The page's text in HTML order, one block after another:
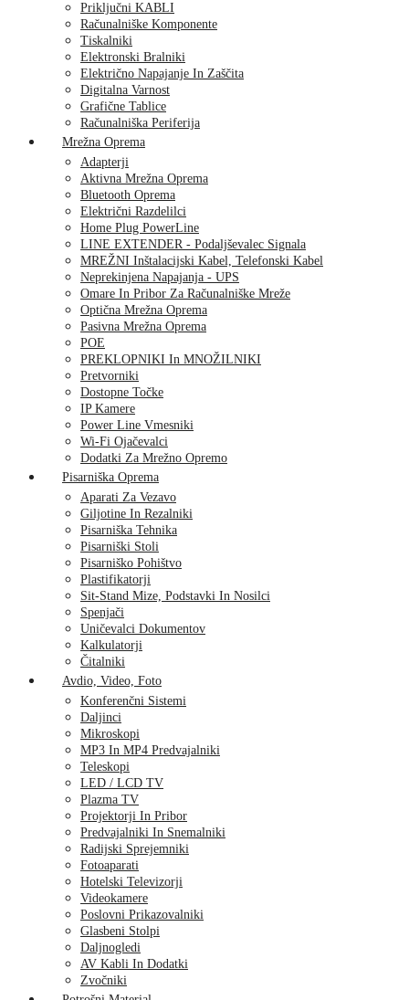
Priključni KABLI
Računalniške Komponente
Tiskalniki
Elektronski Bralniki
Električno Napajanje In Zaščita
Digitalna Varnost
Grafične Tablice
Računalniška Periferija
Mrežna Oprema
Adapterji
Aktivna Mrežna Oprema
Bluetooth Oprema
Električni Razdelilci
Home Plug PowerLine
LINE EXTENDER - Podaljševalec Signala
MREŽNI Inštalacijski Kabel, Telefonski Kabel
Neprekinjena Napajanja - UPS
Omare In Pribor Za Računalniške Mreže
Optična Mrežna Oprema
Pasivna Mrežna Oprema
POE
PREKLOPNIKI In MNOŽILNIKI
Pretvorniki
Dostopne Točke
IP Kamere
Power Line Vmesniki
Wi-Fi Ojačevalci
Dodatki Za Mrežno Opremo
Pisarniška Oprema
Aparati Za Vezavo
Giljotine In Rezalniki
Pisarniška Tehnika
Pisarniški Stoli
Pisarniško Pohištvo
Plastifikatorji
Sit-Stand Mize, Podstavki In Nosilci
Spenjači
Uničevalci Dokumentov
Kalkulatorji
Čitalniki
Avdio, Video, Foto
Konferenčni Sistemi
Daljinci
Mikroskopi
MP3 In MP4 Predvajalniki
Teleskopi
LED / LCD TV
Plazma TV
Projektorji In Pribor
Predvajalniki In Snemalniki
Radijski Sprejemniki
Fotoaparati
Hotelski Televizorji
Videokamere
Poslovni Prikazovalniki
Glasbeni Stolpi
Daljnogledi
AV Kabli In Dodatki
Zvočniki